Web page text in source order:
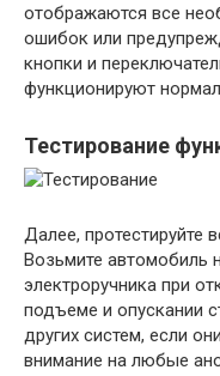
отображаются все
ошибок или
кнопки и
функционируют
Тестирование
Далее, протестируйте
Возьмите автомобиль
электроручника при
подъеме и опускании
других систем, если
внимание на любые